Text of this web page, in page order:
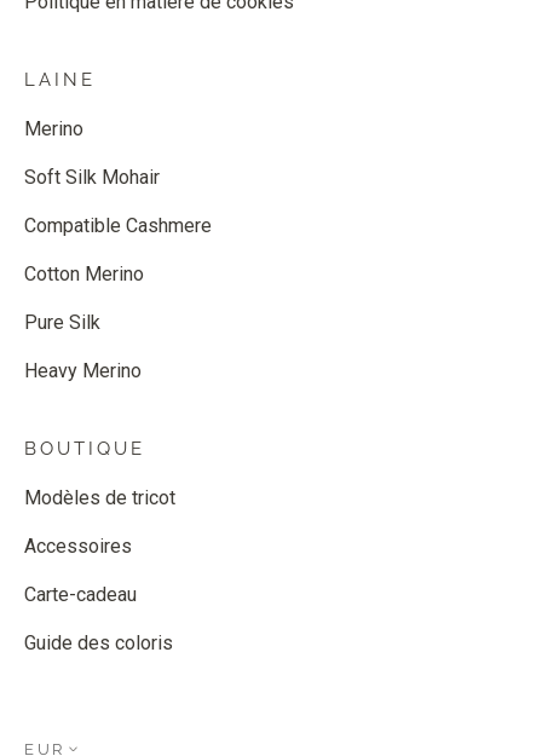
LAINE
Merino
Soft Silk Mohair
Compatible Cashmere
Cotton Merino
Pure Silk
Heavy Merino
BOUTIQUE
Modèles de tricot
Accessoires
Carte-cadeau
Guide des coloris
EUR